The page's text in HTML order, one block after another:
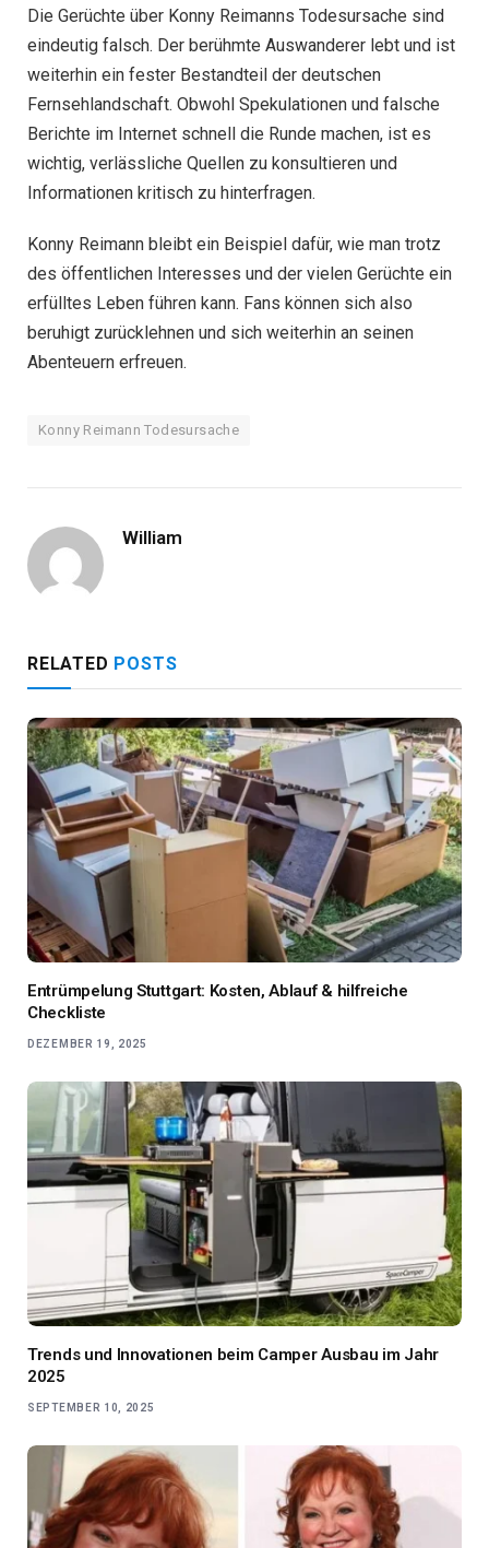
Die Gerüchte über Konny Reimanns Todesursache sind
eindeutig falsch. Der berühmte Auswanderer lebt und ist
weiterhin ein fester Bestandteil der deutschen
Fernsehlandschaft. Obwohl Spekulationen und falsche
Berichte im Internet schnell die Runde machen, ist es
wichtig, verlässliche Quellen zu konsultieren und
Informationen kritisch zu hinterfragen.
Konny Reimann bleibt ein Beispiel dafür, wie man trotz
des öffentlichen Interesses und der vielen Gerüchte ein
erfülltes Leben führen kann. Fans können sich also
beruhigt zurücklehnen und sich weiterhin an seinen
Abenteuern erfreuen.
Konny Reimann Todesursache
William
RELATED POSTS
Entrümpelung Stuttgart: Kosten, Ablauf & hilfreiche
Checkliste
DEZEMBER 19, 2025
Trends und Innovationen beim Camper Ausbau im Jahr
2025
SEPTEMBER 10, 2025